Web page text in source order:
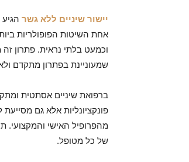
יישור שיניים ללא גשר
אחת השיטות הפופולריות
וכמעט בלתי נראית. פתרון זה
שמעוניינת בפתרון מתקדם
ברפואת שיניים אסתטית
פונקציונליות אלא גם
מהפרופיל האישי והמקצועי.
של כל מטופל.